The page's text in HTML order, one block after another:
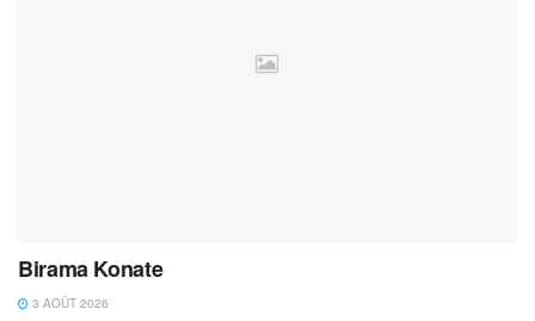
Birama Konate
3 AOÛT 2026